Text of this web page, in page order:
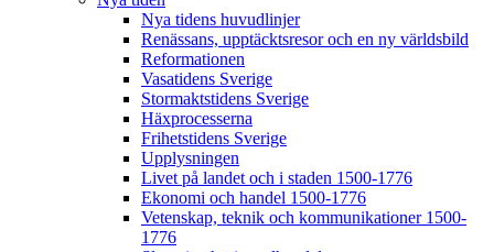
Nya tidens huvudlinjer
Renässans, upptäcktsresor och en ny världsbild
Reformationen
Vasatidens Sverige
Stormaktstidens Sverige
Häxprocesserna
Frihetstidens Sverige
Upplysningen
Livet på landet och i staden 1500-1776
Ekonomi och handel 1500-1776
Vetenskap, teknik och kommunikationer 1500-
1776